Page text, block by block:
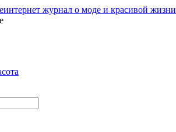
интернет журнал о моде и красивой жизни